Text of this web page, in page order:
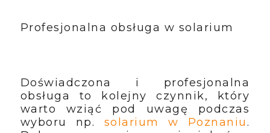
Profesjonalna obsługa w solarium
Doświadczona i profesjonalna
obsługa to kolejny czynnik, który
warto wziąć pod uwagę podczas
wyboru np. solarium w Poznaniu.